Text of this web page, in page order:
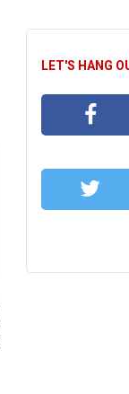
LET'S HANG